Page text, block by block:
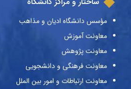
مؤسس دانشگاه ادیان و مذاهب
معاونت آموزش
معاونت پژوهش
معاونت فرهنگی و دانشجویی
معاونت ارتباطات و امور بین الملل